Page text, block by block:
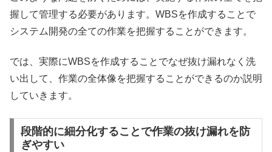
握して管理する必要があります。WBSを作成することで
システム開発の全ての作業を把握することができます。
では、実際にWBSを作成することでなぜ抜け漏れなく洗
い出して、作業の全体像を把握することができるのか説明
していきます。
段階的に細分化することで作業の抜け漏れを防
ぎやすい